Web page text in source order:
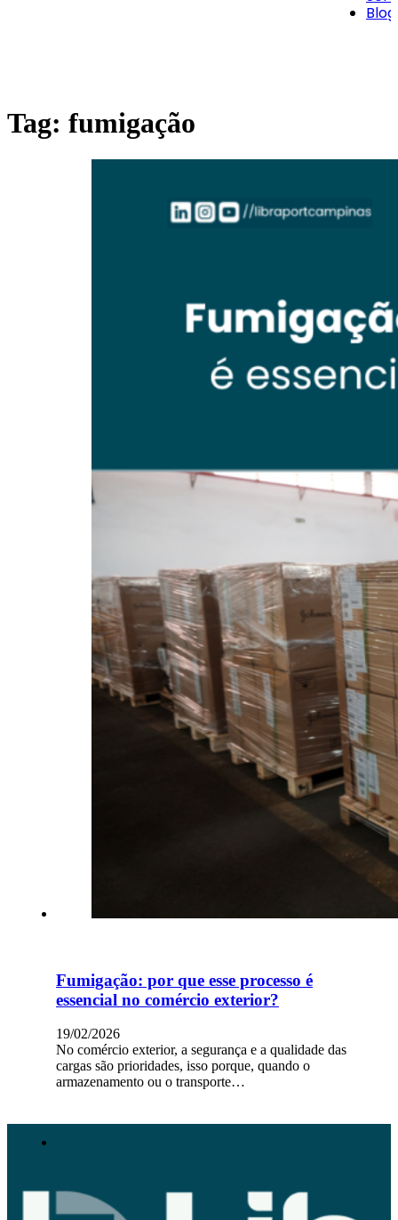
Blog
Tag: fumigação
Fumigação: por que esse processo é
essencial no comércio exterior?
19/02/2026
No comércio exterior, a segurança e a qualidade das
cargas são prioridades, isso porque, quando o
armazenamento ou o transporte…